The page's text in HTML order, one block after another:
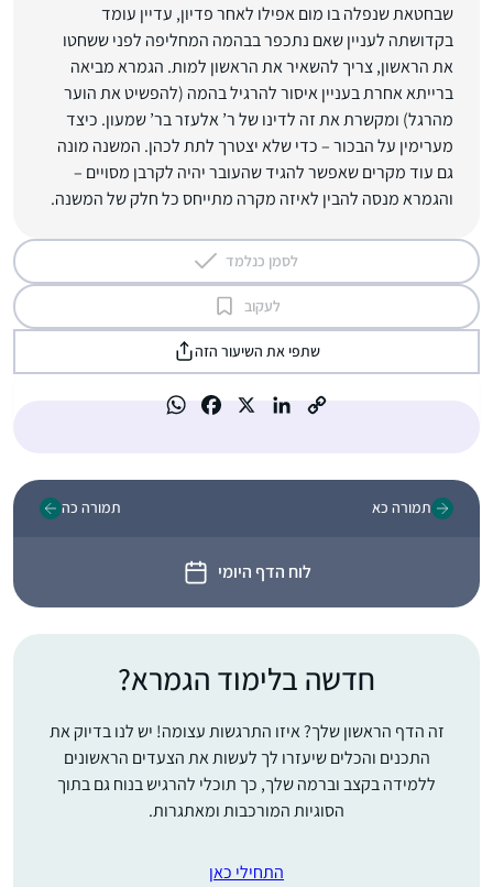
שבחטאת שנפלה בו מום אפילו לאחר פדיון, עדיין עומד
בקדושתה לעניין שאם נתכפר בבהמה המחליפה לפני ששחטו
את הראשון, צריך להשאיר את הראשון למות. הגמרא מביאה
ברייתא אחרת בעניין איסור להרגיל בהמה (להפשיט את הוער
מהרגל) ומקשרת את זה לדינו של ר’ אלעזר בר’ שמעון. כיצד
מערימין על הבכור – כדי שלא יצטרך לתת לכהן. המשנה מונה
גם עוד מקרים שאפשר להגיד שהעובר יהיה לקרבן מסויים –
והגמרא מנסה להבין לאיזה מקרה מתייחס כל חלק של המשנה.
לסמן כנלמד
לעקוב
שתפי את השיעור הזה
תמורה כא
לוח הדף היומי
תמורה כה
חדשה בלימוד הגמרא?
זה הדף הראשון שלך? איזו התרגשות עצומה! יש לנו בדיוק את
התכנים והכלים שיעזרו לך לעשות את הצעדים הראשונים
ללמידה בקצב וברמה שלך, כך תוכלי להרגיש בנוח גם בתוך
הסוגיות המורכבות ומאתגרות.
התחילי כאן